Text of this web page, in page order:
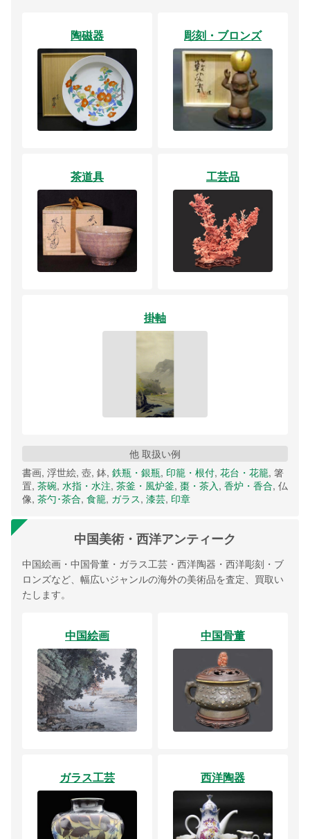
陶磁器 彫刻・ブロンズ
茶道具 工芸品
掛軸
他 取扱い例
書画, 浮世絵, 壺, 鉢, 鉄瓶・銀瓶, 印籠・根付, 花台・花籠, 箸
置, 茶碗, 水指・水注, 茶釜・風炉釜, 棗・茶入, 香炉・香合, 仏
像, 茶勺･茶合, 食籠, ガラス, 漆芸, 印章
中国美術・西洋アンティーク
中国絵画・中国骨董・ガラス工芸・西洋陶器・西洋彫刻・ブ
ロンズなど、幅広いジャンルの海外の美術品を査定、買取い
たします。
中国絵画 中国骨董
ガラス工芸 西洋陶器